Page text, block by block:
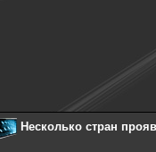
Несколько стран